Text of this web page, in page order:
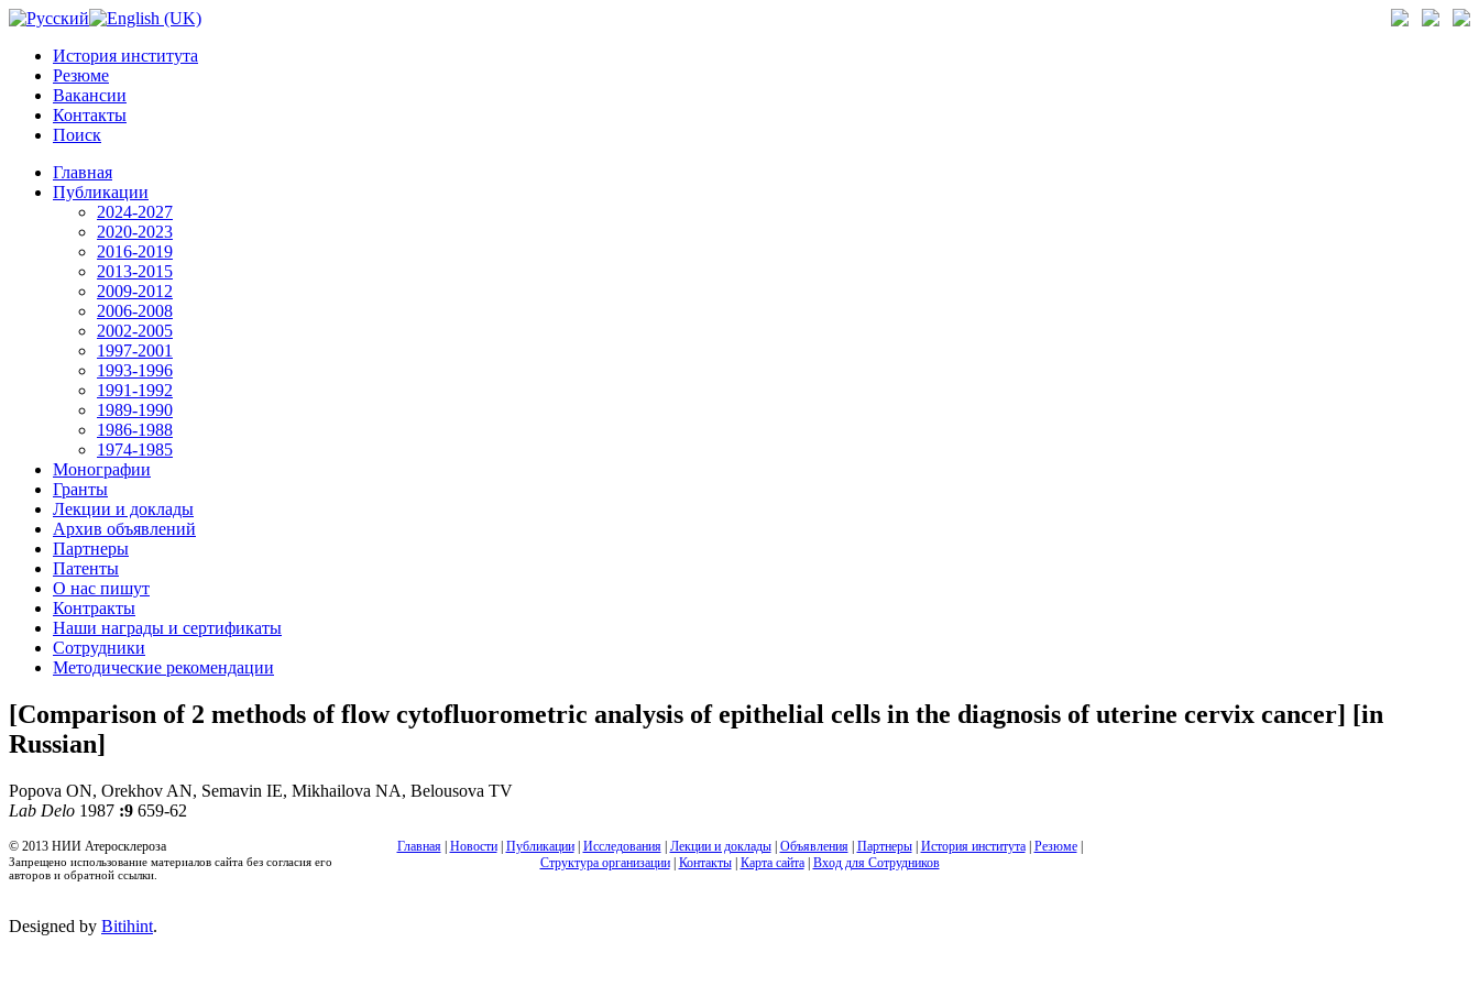
История института
Резюме
Вакансии
Контакты
Поиск
Главная
Публикации
2024-2027
2020-2023
2016-2019
2013-2015
2009-2012
2006-2008
2002-2005
1997-2001
1993-1996
1991-1992
1989-1990
1986-1988
1974-1985
Монографии
Гранты
Лекции и доклады
Архив объявлений
Партнеры
Патенты
О нас пишут
Контракты
Наши награды и сертификаты
Сотрудники
Методические рекомендации
[Comparison of 2 methods of flow cytofluorometric analysis of epithelial cells in the diagnosis of uterine cervix cancer] [in
Russian]
Popova ON, Orekhov AN, Semavin IE, Mikhailova NA, Belousova TV
Lab Delo 1987 :9 659-62
© 2013 НИИ Атеросклероза
Запрещено использование материалов сайта без согласия его
авторов и обратной ссылки.
Главная| Новости| Публикации| Исследования| Лекции и доклады| Объявления| Партнеры| История института| Резюме|
Структура организации| Контакты| Карта сайта| Вход для Сотрудников
Designed by Bitihint.